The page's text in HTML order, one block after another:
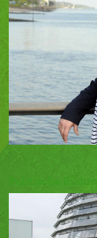
Politische